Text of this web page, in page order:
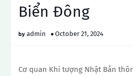
Biển Đông
admin October 21, 2024
Cơ quan Khí tượng Nhật Bản